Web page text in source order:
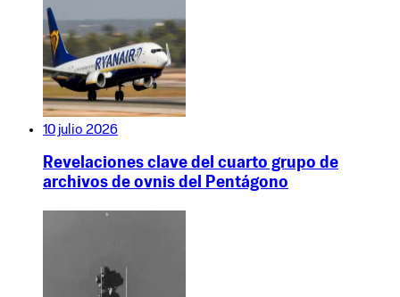
10 julio 2026
Revelaciones clave del cuarto grupo de
archivos de ovnis del Pentágono